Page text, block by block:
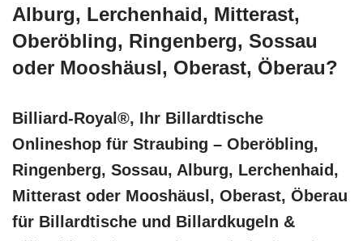
Alburg, Lerchenhaid, Mitterast,
Oberöbling, Ringenberg, Sossau
oder Mooshäusl, Oberast, Öberau?
Billiard-Royal®, Ihr Billardtische
Onlineshop für Straubing – Oberöbling,
Ringenberg, Sossau, Alburg, Lerchenhaid,
Mitterast oder Mooshäusl, Oberast, Öberau
für Billardtische und Billardkugeln &